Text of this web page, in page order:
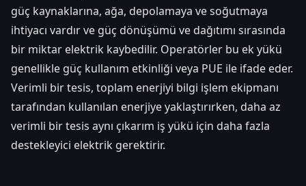
güç kaynaklarına, ağa, depolamaya ve soğutmaya
ihtiyacı vardır ve güç dönüşümü ve dağıtımı sırasında
bir miktar elektrik kaybedilir. Operatörler bu ek yükü
genellikle güç kullanım etkinliği veya PUE ile ifade eder.
Verimli bir tesis, toplam enerjiyi bilgi işlem ekipmanı
tarafından kullanılan enerjiye yaklaştırırken, daha az
verimli bir tesis aynı çıkarım iş yükü için daha fazla
destekleyici elektrik gerektirir.